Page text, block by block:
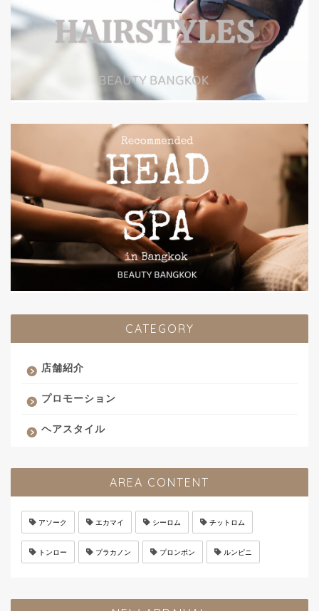
CATEGORY
店舗紹介
プロモーション
ヘアスタイル
AREA CONTENT
アソーク エカマイ シーロム チットロム
トンロー プラカノン プロンポン ルンピニ